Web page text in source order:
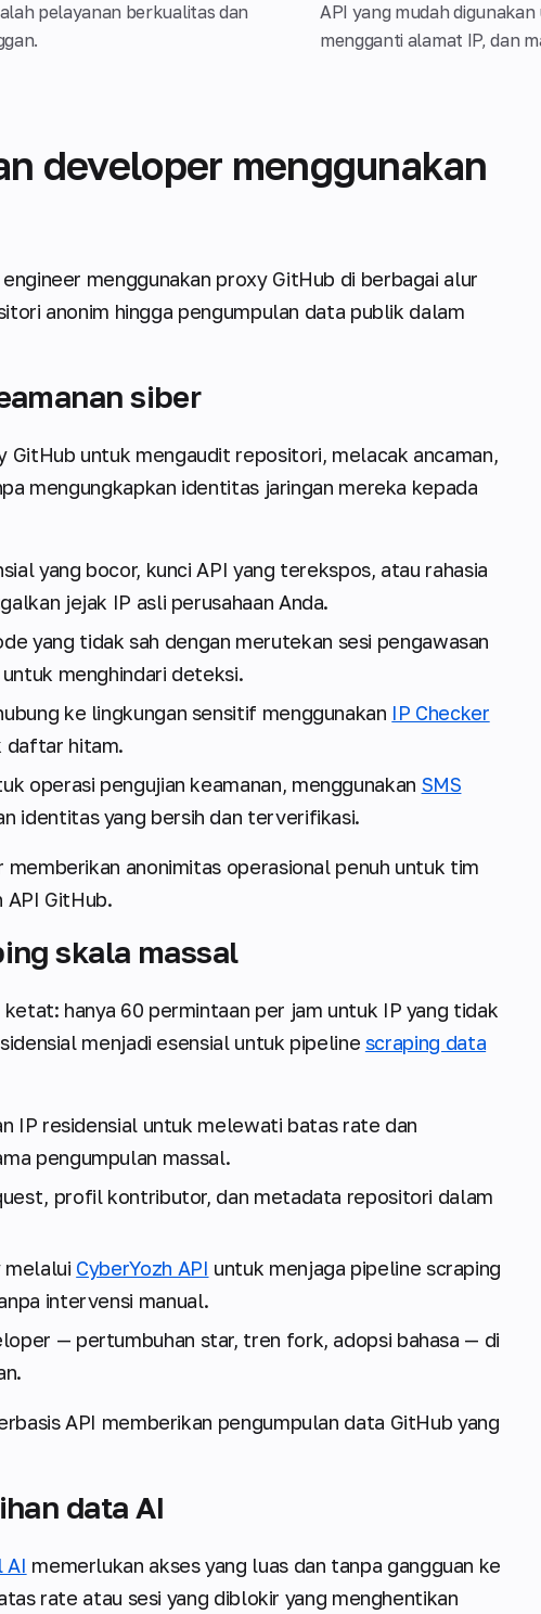
pelayanan berkualitas dan
API yang mudah
mengganti alamat IP, dan
developer menggunakan
menggunakan proxy GitHub di berbagai alur
anonim hingga pengumpulan data publik dalam
siber
GitHub untuk mengaudit repositori, melacak ancaman,
mengungkapkan identitas jaringan mereka kepada
yang bocor, kunci API yang terekspos, atau rahasia
jejak IP asli perusahaan Anda.
yang tidak sah dengan merutekan sesi pengawasan
menghindari deteksi.
ke lingkungan sensitif menggunakan IP Checker
daftar hitam.
operasi pengujian keamanan, menggunakan SMS
identitas yang bersih dan terverifikasi.
memberikan anonimitas operasional penuh untuk tim
API GitHub.
skala massal
hanya 60 permintaan per jam untuk IP yang tidak
menjadi esensial untuk pipeline scraping data
IP residensial untuk melewati batas rate dan
pengumpulan massal.
profil kontributor, dan metadata repositori dalam
melalui CyberYozh API untuk menjaga pipeline scraping
intervensi manual.
— pertumbuhan star, tren fork, adopsi bahasa — di
API memberikan pengumpulan data GitHub yang
data AI
AI memerlukan akses yang luas dan tanpa gangguan ke
rate atau sesi yang diblokir yang menghentikan